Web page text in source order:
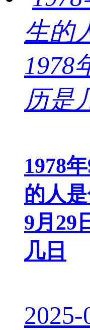
1978
的人
9月29
几日
2025-